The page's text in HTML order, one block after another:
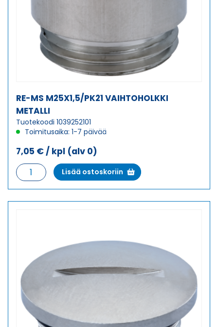
RE-MS M25X1,5/PK21 VAIHTOHOLKKI
METALLI
Tuotekoodi 1039252101
Toimitusaika: 1-7 päivää
7,05 € / kpl (alv 0)
RE-
MS
M25X1,5/PK21
Lisää ostoskoriin